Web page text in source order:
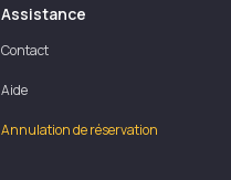
Assistance
Contact
Aide
Annulation de réservation